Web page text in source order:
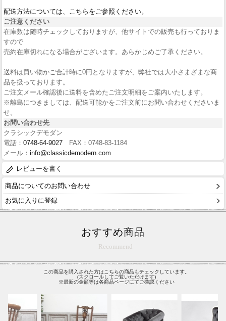
配送方法については、こちらをご参照ください。
ご注意ください
在庫数は随時チェックしておりますが、他サイトでの販売も行っておりま
すので
売約在庫切れになる場合がございます。あらかじめご了承ください。
送料は買い物かご合計時に0円となりますが、弊社では大小さまざまな商
品を扱っております。
ご注文メール確認後に送料を含めたご注文明細をご案内いたします。
※離島につきましては、配送可能かをご注文前にお問い合わせくださいま
せ。
お問い合わせ先
クラシックデモダン
電話： 0748-64-9027 FAX：0748-83-1184
メール： info@classicdemodern.com
レビューを書く
商品についてのお問い合わせ
お気に入りに登録
おすすめ商品
Recommend
この商品を購入された方はこちらの商品もチェックしています。
(スクロールしてご覧いただけます)
※最新の金額等は各商品ページにてご確認ください